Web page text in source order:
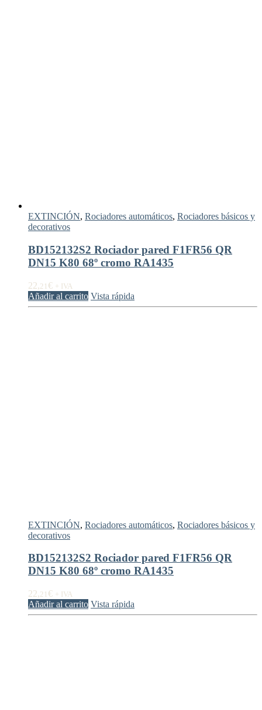
EXTINCIÓN, Rociadores automáticos, Rociadores básicos y
decorativos
BD152132S2 Rociador pared F1FR56 QR
DN15 K80 68º cromo RA1435
22,21 € + IVA
Añadir al carrito Vista rápida
EXTINCIÓN, Rociadores automáticos, Rociadores básicos y
decorativos
BD152132S2 Rociador pared F1FR56 QR
DN15 K80 68º cromo RA1435
22,21 € + IVA
Añadir al carrito Vista rápida